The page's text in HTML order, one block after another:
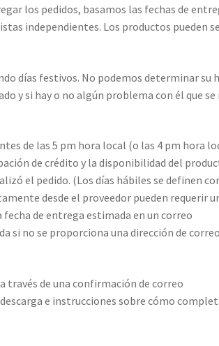
los pedidos, basamos las fechas de
independientes. Los productos pueden
días festivos. No podemos determinar su
y si hay o no algún problema con él que se
de las 5 pm hora local (o las 4 pm hora
de crédito y la disponibilidad del
el pedido. (Los días hábiles se definen
desde el proveedor pueden requerir
de entrega estimada en un correo
si no se proporciona una dirección de correo
través de una confirmación de correo
e instrucciones sobre cómo